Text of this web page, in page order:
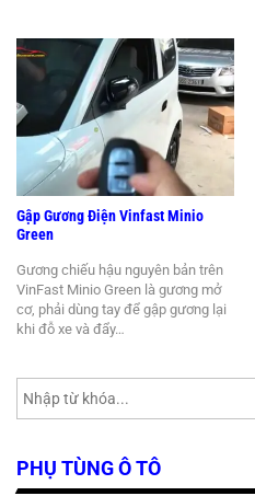
Gập Gương Điện Vinfast Minio
Green
Gương chiếu hậu nguyên bản trên
VinFast Minio Green là gương mở
cơ, phải dùng tay để gập gương lại
khi đỗ xe và đẩy…
PHỤ TÙNG Ô TÔ